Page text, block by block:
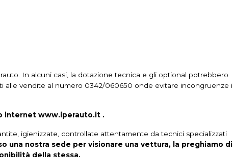
Climatizzatore automatico, 2 zone Computer di bordo
audio con touchscreen
In alcuni casi, la dotazione tecnica e gli optional potrebbero
alle vendite al numero 0342/060650 onde evitare incongruenze i
internet www.iperauto.it .
igienizzate, controllate attentamente da tecnici specializzati
una nostra sede per visionare una vettura, la preghiamo di
della stessa.